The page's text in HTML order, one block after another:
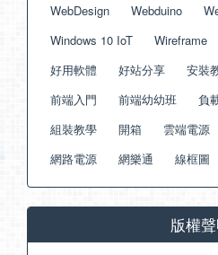
WebDesign
Webduino
Windows 10 IoT
Wireframe
好用軟體
好站分享 安裝
前端入門
前端幼幼班 負
組裝教學
開箱 雲端電源
網路電源
網樂通 線框圖
版權